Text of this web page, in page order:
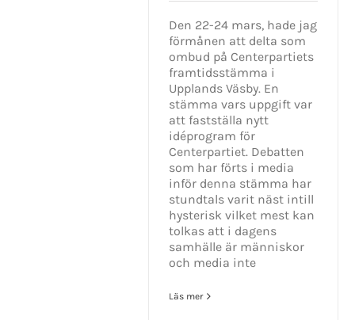
Den 22-24 mars, hade jag
förmånen att delta som
ombud på Centerpartiets
framtidsstämma i
Upplands Väsby. En
stämma vars uppgift var
att fastställa nytt
idéprogram för
Centerpartiet. Debatten
som har förts i media
inför denna stämma har
stundtals varit näst intill
hysterisk vilket mest kan
tolkas att i dagens
samhälle är människor
och media inte
Läs mer
KONTAKT INFO
Mikael Andersson
E-post:
Web:www.mikandersson.se